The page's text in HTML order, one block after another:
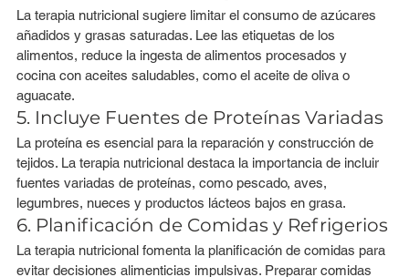
La terapia nutricional sugiere limitar el consumo de azúcares
añadidos y grasas saturadas. Lee las etiquetas de los
alimentos, reduce la ingesta de alimentos procesados y
cocina con aceites saludables, como el aceite de oliva o
aguacate.
5. Incluye Fuentes de Proteínas Variadas
La proteína es esencial para la reparación y construcción de
tejidos. La terapia nutricional destaca la importancia de incluir
fuentes variadas de proteínas, como pescado, aves,
legumbres, nueces y productos lácteos bajos en grasa.
6. Planificación de Comidas y Refrigerios
La terapia nutricional fomenta la planificación de comidas para
evitar decisiones alimenticias impulsivas. Preparar comidas